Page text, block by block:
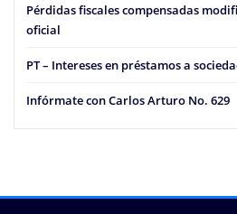
Pérdidas fiscales compensadas
oficial
PT – Intereses en préstamos a
Infórmate con Carlos Arturo No. 629